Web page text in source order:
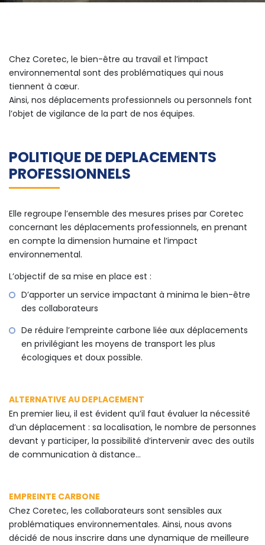
Chez Coretec, le bien-être au travail et l’impact
environnemental sont des problématiques qui nous
tiennent à cœur.
Ainsi, nos déplacements professionnels ou personnels font
l’objet de vigilance de la part de nos équipes.
POLITIQUE DE DEPLACEMENTS
PROFESSIONNELS
Elle regroupe l’ensemble des mesures prises par Coretec
concernant les déplacements professionnels, en prenant
en compte la dimension humaine et l’impact
environnemental.
L’objectif de sa mise en place est :
D’apporter un service impactant à minima le bien-être
des collaborateurs
De réduire l’empreinte carbone liée aux déplacements
en privilégiant les moyens de transport les plus
écologiques et doux possible.
ALTERNATIVE AU DEPLACEMENT
En premier lieu, il est évident qu’il faut évaluer la nécessité
d’un déplacement : sa localisation, le nombre de personnes
devant y participer, la possibilité d’intervenir avec des outils
de communication à distance…
EMPREINTE CARBONE
Chez Coretec, les collaborateurs sont sensibles aux
problématiques environnementales. Ainsi, nous avons
décidé de nous inscrire dans une dynamique de meilleure